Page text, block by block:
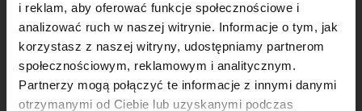
i reklam, aby oferować funkcje społecznościowe i
analizować ruch w naszej witrynie. Informacje o tym, jak
korzystasz z naszej witryny, udostępniamy partnerom
społecznościowym, reklamowym i analitycznym.
Partnerzy mogą połączyć te informacje z innymi danymi
otrzymanymi od Ciebie lub uzyskanymi podczas
×